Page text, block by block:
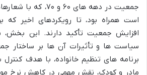
جمعیت در دهه های ۶۰ و
است همراه بود، تا رویکردهای اخیر که
افزایش جمعیت تأکید دارند. این بخش،
سیاست ها و تأثیرات آن ها بر ساختار
برنامه های تنظیم خانواده، با هدف
مادر و کودک، نقش مهمی در کاهش نرخ